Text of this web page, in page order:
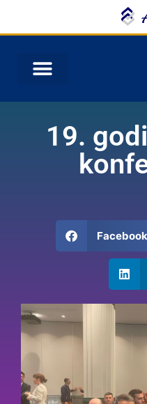
19.
Facebook